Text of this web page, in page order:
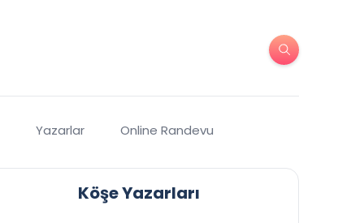
Yazarlar Online Randevu
Köşe Yazarları